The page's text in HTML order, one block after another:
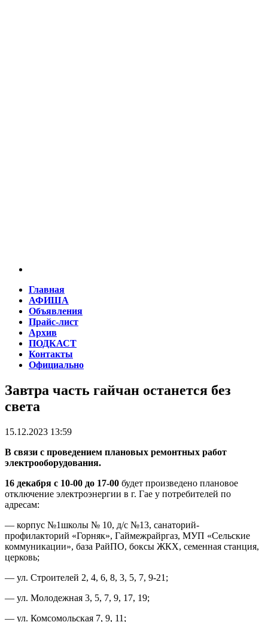
Главная
АФИША
Объявления
Прайс-лист
Архив
ПОДКАСТ
Контакты
Официально
Завтра часть гайчан останется без
света
15.12.2023 13:59
В связи с проведением плановых ремонтных работ
электрооборудования.
16 декабря с 10-00 до 17-00 будет произведено плановое
отключение электроэнергии в г. Гае у потребителей по
адресам:
— корпус №1школы № 10, д/с №13, санаторий-
профилакторий «Горняк», Гаймежрайргаз, МУП «Сельские
коммуникации», база РайПО, боксы ЖКХ, семенная станция,
церковь;
— ул. Строителей 2, 4, 6, 8, 3, 5, 7, 9-21;
— ул. Молодежная 3, 5, 7, 9, 17, 19;
— ул. Комсомольская 7, 9, 11;